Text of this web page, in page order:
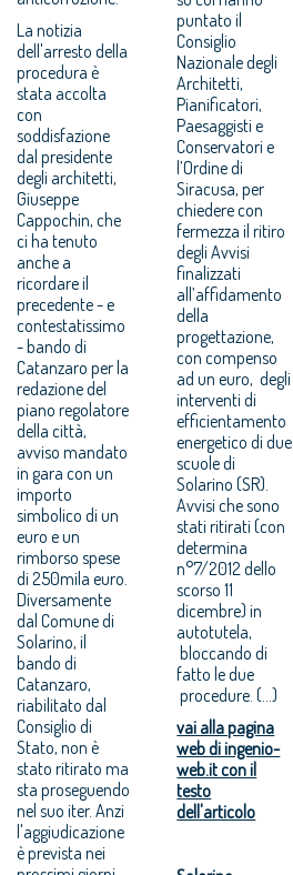
La notizia
dell'arresto della
procedura è
stata accolta
con
soddisfazione
dal presidente
degli architetti,
Giuseppe
Cappochin, che
ci ha tenuto
anche a
ricordare il
precedente - e
contestatissimo
- bando di
Catanzaro per la
redazione del
piano regolatore
della città,
avviso mandato
in gara con un
importo
simbolico di un
euro e un
rimborso spese
di 250mila euro.
Diversamente
dal Comune di
Solarino, il
bando di
Catanzaro,
riabilitato dal
Consiglio di
Stato, non è
stato ritirato ma
sta proseguendo
nel suo iter. Anzi
l'aggiudicazione
è prevista nei
puntato il
Consiglio
Nazionale degli
Architetti,
Pianificatori,
Paesaggisti e
Conservatori e
l’Ordine di
Siracusa, per
chiedere con
fermezza il ritiro
degli Avvisi
finalizzati
all’affidamento
della
progettazione,
con compenso
ad un euro, degli
interventi di
efficientamento
energetico di due
scuole di
Solarino (SR).
Avvisi che sono
stati ritirati (con
determina
n°7/2012 dello
scorso 11
dicembre) in
autotutela,
bloccando di
fatto le due
procedure. (...)
vai alla pagina
web di ingenio-
web.it con il
testo
dell'articolo